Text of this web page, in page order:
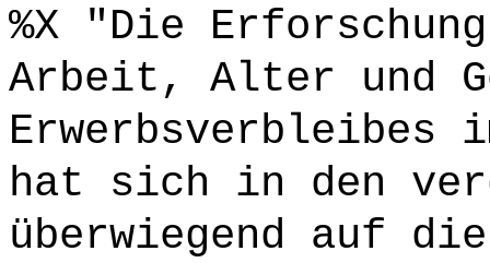
%X "Die Erforschung
Arbeit, Alter und
Erwerbsverbleibes
hat sich in den
überwiegend auf